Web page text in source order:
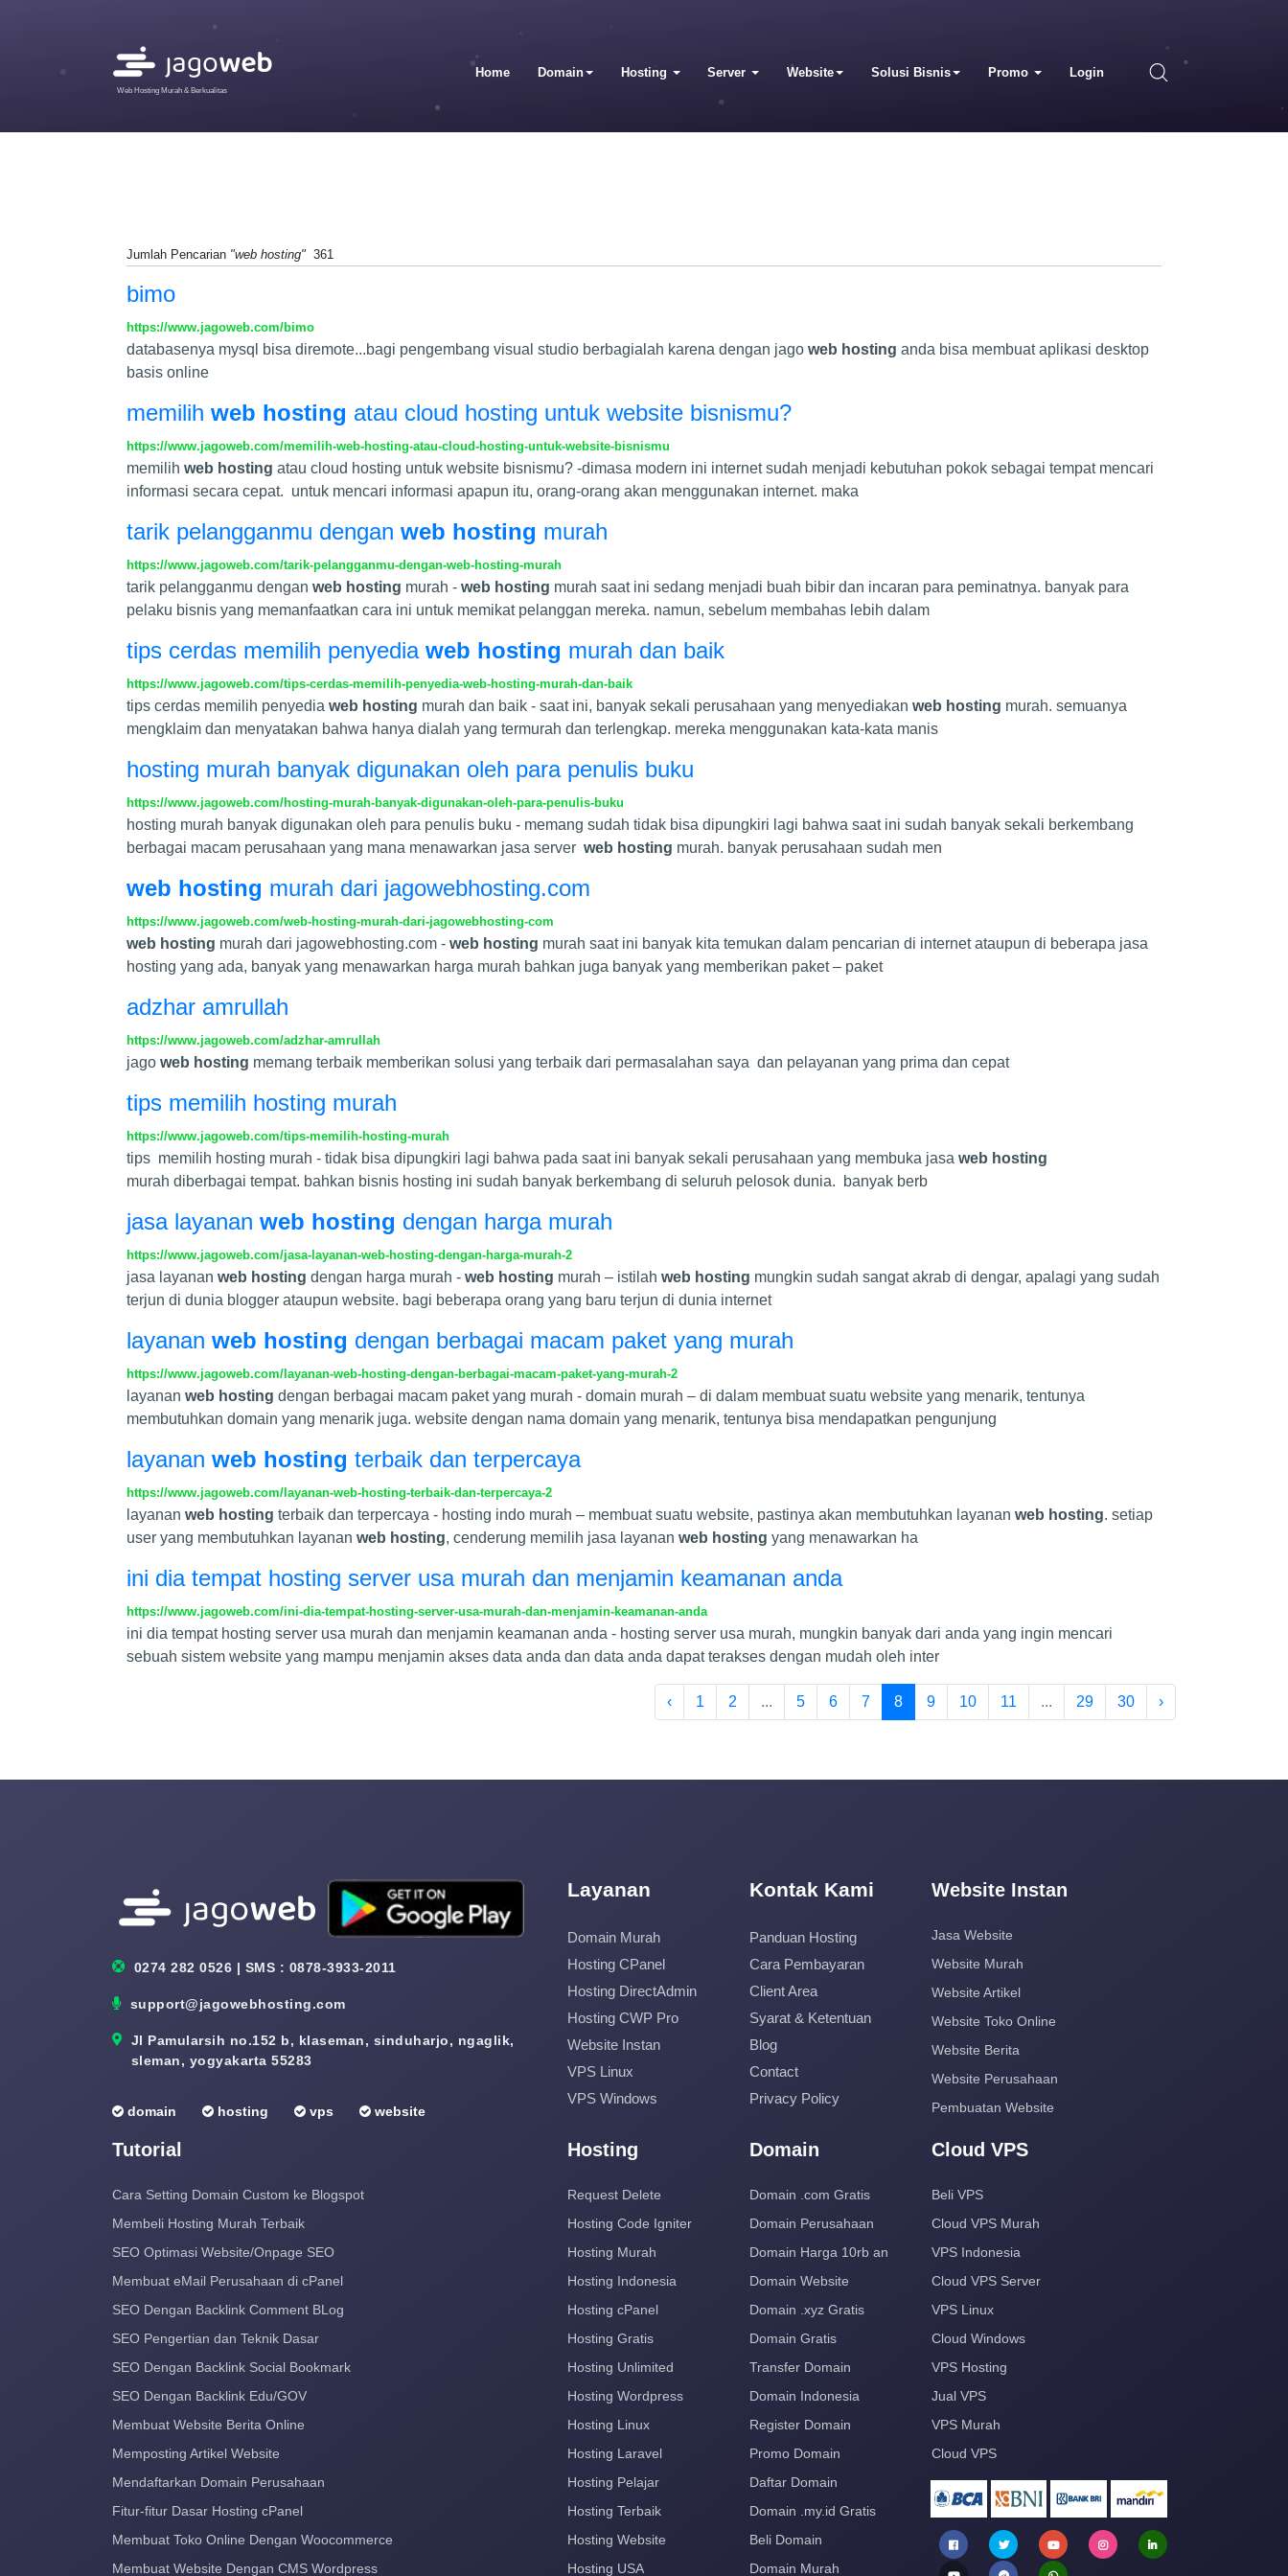
Web Hosting Murah & Berkualitas
Home Domain Hosting Server Website Solusi Bisnis Promo Login
Jumlah Pencarian "web hosting" 361
bimo
https://www.jagoweb.com/bimo
databasenya mysql bisa diremote...bagi pengembang visual studio berbagialah karena dengan jago web hosting anda bisa membuat aplikasi desktop
basis online
memilih web hosting atau cloud hosting untuk website bisnismu?
https://www.jagoweb.com/memilih-web-hosting-atau-cloud-hosting-untuk-website-bisnismu
memilih web hosting atau cloud hosting untuk website bisnismu? -dimasa modern ini internet sudah menjadi kebutuhan pokok sebagai tempat mencari
informasi secara cepat. untuk mencari informasi apapun itu, orang-orang akan menggunakan internet. maka
tarik pelangganmu dengan web hosting murah
https://www.jagoweb.com/tarik-pelangganmu-dengan-web-hosting-murah
tarik pelangganmu dengan web hosting murah - web hosting murah saat ini sedang menjadi buah bibir dan incaran para peminatnya. banyak para
pelaku bisnis yang memanfaatkan cara ini untuk memikat pelanggan mereka. namun, sebelum membahas lebih dalam
tips cerdas memilih penyedia web hosting murah dan baik
https://www.jagoweb.com/tips-cerdas-memilih-penyedia-web-hosting-murah-dan-baik
tips cerdas memilih penyedia web hosting murah dan baik - saat ini, banyak sekali perusahaan yang menyediakan web hosting murah. semuanya
mengklaim dan menyatakan bahwa hanya dialah yang termurah dan terlengkap. mereka menggunakan kata-kata manis
hosting murah banyak digunakan oleh para penulis buku
https://www.jagoweb.com/hosting-murah-banyak-digunakan-oleh-para-penulis-buku
hosting murah banyak digunakan oleh para penulis buku - memang sudah tidak bisa dipungkiri lagi bahwa saat ini sudah banyak sekali berkembang
berbagai macam perusahaan yang mana menawarkan jasa server web hosting murah. banyak perusahaan sudah men
web hosting murah dari jagowebhosting.com
https://www.jagoweb.com/web-hosting-murah-dari-jagowebhosting-com
web hosting murah dari jagowebhosting.com - web hosting murah saat ini banyak kita temukan dalam pencarian di internet ataupun di beberapa jasa
hosting yang ada, banyak yang menawarkan harga murah bahkan juga banyak yang memberikan paket – paket
adzhar amrullah
https://www.jagoweb.com/adzhar-amrullah
jago web hosting memang terbaik memberikan solusi yang terbaik dari permasalahan saya dan pelayanan yang prima dan cepat
tips memilih hosting murah
https://www.jagoweb.com/tips-memilih-hosting-murah
tips memilih hosting murah - tidak bisa dipungkiri lagi bahwa pada saat ini banyak sekali perusahaan yang membuka jasa web hosting
murah diberbagai tempat. bahkan bisnis hosting ini sudah banyak berkembang di seluruh pelosok dunia. banyak berb
jasa layanan web hosting dengan harga murah
https://www.jagoweb.com/jasa-layanan-web-hosting-dengan-harga-murah-2
jasa layanan web hosting dengan harga murah - web hosting murah – istilah web hosting mungkin sudah sangat akrab di dengar, apalagi yang sudah
terjun di dunia blogger ataupun website. bagi beberapa orang yang baru terjun di dunia internet
layanan web hosting dengan berbagai macam paket yang murah
https://www.jagoweb.com/layanan-web-hosting-dengan-berbagai-macam-paket-yang-murah-2
layanan web hosting dengan berbagai macam paket yang murah - domain murah – di dalam membuat suatu website yang menarik, tentunya
membutuhkan domain yang menarik juga. website dengan nama domain yang menarik, tentunya bisa mendapatkan pengunjung
layanan web hosting terbaik dan terpercaya
https://www.jagoweb.com/layanan-web-hosting-terbaik-dan-terpercaya-2
layanan web hosting terbaik dan terpercaya - hosting indo murah – membuat suatu website, pastinya akan membutuhkan layanan web hosting. setiap
user yang membutuhkan layanan web hosting, cenderung memilih jasa layanan web hosting yang menawarkan ha
ini dia tempat hosting server usa murah dan menjamin keamanan anda
https://www.jagoweb.com/ini-dia-tempat-hosting-server-usa-murah-dan-menjamin-keamanan-anda
ini dia tempat hosting server usa murah dan menjamin keamanan anda - hosting server usa murah, mungkin banyak dari anda yang ingin mencari
sebuah sistem website yang mampu menjamin akses data anda dan data anda dapat terakses dengan mudah oleh inter
‹ 1 2 ... 5 6 7 8 9 10 11 ... 29 30 ›
0274 282 0526 | SMS : 0878-3933-2011
support@jagowebhosting.com
Jl Pamularsih no.152 b, klaseman, sinduharjo, ngaglik,
sleman, yogyakarta 55283
domain hosting vps website
Layanan
Domain Murah
Hosting CPanel
Hosting DirectAdmin
Hosting CWP Pro
Website Instan
VPS Linux
VPS Windows
Kontak Kami
Panduan Hosting
Cara Pembayaran
Client Area
Syarat & Ketentuan
Blog
Contact
Privacy Policy
Website Instan
Jasa Website
Website Murah
Website Artikel
Website Toko Online
Website Berita
Website Perusahaan
Pembuatan Website
Tutorial
Cara Setting Domain Custom ke Blogspot
Membeli Hosting Murah Terbaik
SEO Optimasi Website/Onpage SEO
Membuat eMail Perusahaan di cPanel
SEO Dengan Backlink Comment BLog
SEO Pengertian dan Teknik Dasar
SEO Dengan Backlink Social Bookmark
SEO Dengan Backlink Edu/GOV
Membuat Website Berita Online
Memposting Artikel Website
Mendaftarkan Domain Perusahaan
Fitur-fitur Dasar Hosting cPanel
Membuat Toko Online Dengan Woocommerce
Membuat Website Dengan CMS Wordpress
Hosting
Request Delete
Hosting Code Igniter
Hosting Murah
Hosting Indonesia
Hosting cPanel
Hosting Gratis
Hosting Unlimited
Hosting Wordpress
Hosting Linux
Hosting Laravel
Hosting Pelajar
Hosting Terbaik
Hosting Website
Hosting USA
Domain
Domain .com Gratis
Domain Perusahaan
Domain Harga 10rb an
Domain Website
Domain .xyz Gratis
Domain Gratis
Transfer Domain
Domain Indonesia
Register Domain
Promo Domain
Daftar Domain
Domain .my.id Gratis
Beli Domain
Domain Murah
Cloud VPS
Beli VPS
Cloud VPS Murah
VPS Indonesia
Cloud VPS Server
VPS Linux
Cloud Windows
VPS Hosting
Jual VPS
VPS Murah
Cloud VPS